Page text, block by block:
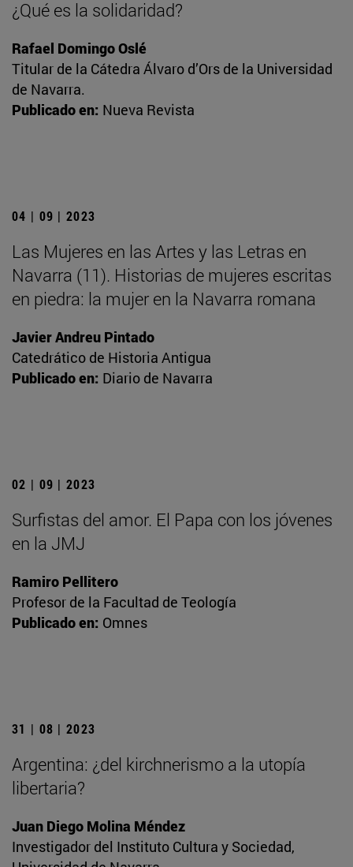
¿Qué es la solidaridad?
Rafael Domingo Oslé
Titular de la Cátedra Álvaro d’Ors de la Universidad
de Navarra.
Publicado en: Nueva Revista
04 | 09 | 2023
Las Mujeres en las Artes y las Letras en
Navarra (11). Historias de mujeres escritas
en piedra: la mujer en la Navarra romana
Javier Andreu Pintado
Catedrático de Historia Antigua
Publicado en: Diario de Navarra
02 | 09 | 2023
Surfistas del amor. El Papa con los jóvenes
en la JMJ
Ramiro Pellitero
Profesor de la Facultad de Teología
Publicado en: Omnes
31 | 08 | 2023
Argentina: ¿del kirchnerismo a la utopía
libertaria?
Juan Diego Molina Méndez
Investigador del Instituto Cultura y Sociedad,